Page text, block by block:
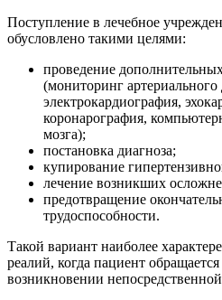
Поступление в лечебное
обусловлено такими целями:
проведение
(мониторинг артериального
электрокардиография,
коронарография,
мозга);
постановка диагноза;
купирование
лечение возникших
предотвращение
трудоспособности.
Такой вариант наиболее
реалий, когда пациент
возникновении